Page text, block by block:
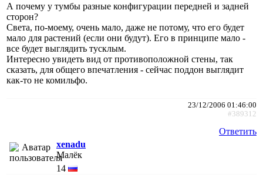
А почему у тумбы разные конфигурации передней и задней
сторон?
Света, по-моему, очень мало, даже не потому, что его будет
мало для растений (если они будут). Его в принципе мало -
все будет выглядить тусклым.
Интересно увидеть вид от противоположной стены, так
сказать, для общего впечатления - сейчас поддон выглядит
как-то не комильфо.
23/12/2006 01:46:00
#389312
Ответить
xenadu
Малёк
14